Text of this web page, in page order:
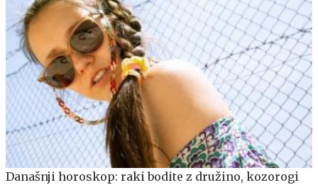
Današnji horoskop: raki bodite z družino, kozorogi